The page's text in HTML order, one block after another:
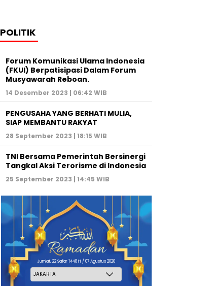
POLITIK
Forum Komunikasi Ulama Indonesia
(FKUI) Berpatisipasi Dalam Forum
Musyawarah Reboan.
14 Desember 2023 | 06:42 WIB
PENGUSAHA YANG BERHATI MULIA,
SIAP MEMBANTU RAKYAT
28 September 2023 | 18:15 WIB
TNI Bersama Pemerintah Bersinergi
Tangkal Aksi Terorisme di Indonesia
25 September 2023 | 14:45 WIB
Jum'at, 22 Safar 1448 H / 07 Agustus 2026